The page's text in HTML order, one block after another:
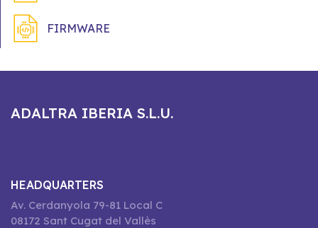
FIRMWARE
ADALTRA IBERIA S.L.U.
HEADQUARTERS
Av. Cerdanyola 79-81 Local C
08172 Sant Cugat del Vallès